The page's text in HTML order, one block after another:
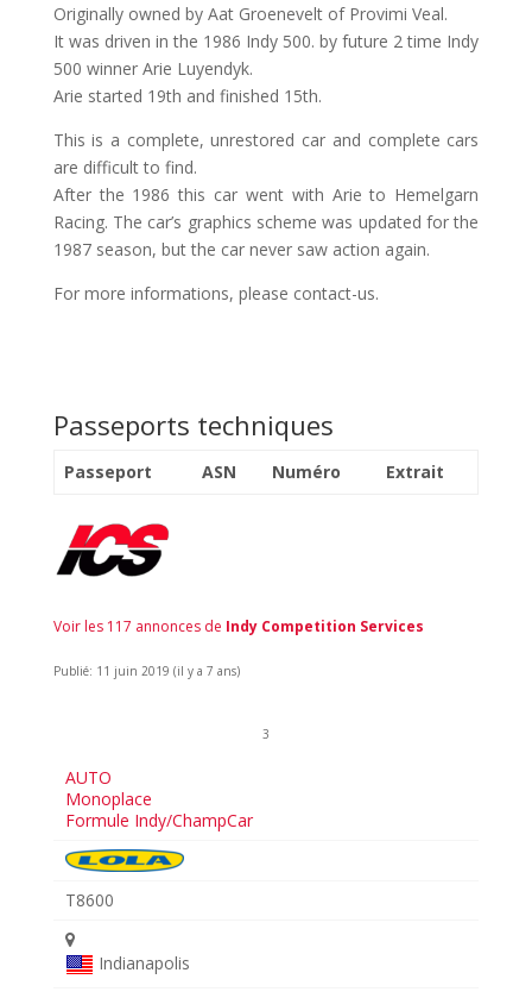
Originally owned by Aat Groenevelt of Provimi Veal.
It was driven in the 1986 Indy 500. by future 2 time Indy
500 winner Arie Luyendyk.
Arie started 19th and finished 15th.
This is a complete, unrestored car and complete cars
are difficult to find.
After the 1986 this car went with Arie to Hemelgarn
Racing. The car’s graphics scheme was updated for the
1987 season, but the car never saw action again.
For more informations, please contact-us.
Passeports techniques
Passeport ASN Numéro Extrait
Voir les 117 annonces de Indy Competition Services
Publié: 11 juin 2019 (il y a 7 ans)
3
AUTO
Monoplace
Formule Indy/ChampCar
T8600
Indianapolis